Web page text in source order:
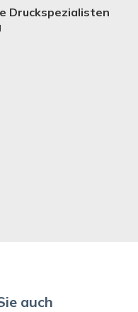
Druckspezialisten
auch